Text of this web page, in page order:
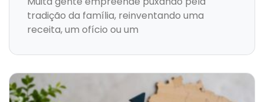
tradição da família, reinventando uma
receita, um ofício ou um